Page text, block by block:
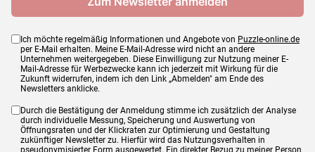
Ich möchte regelmäßig Informationen und Angebote von Puzzle-online.de
per E-Mail erhalten. Meine E-Mail-Adresse wird nicht an andere
Unternehmen weitergegeben. Diese Einwilligung zur Nutzung meiner E-
Mail-Adresse für Werbezwecke kann ich jederzeit mit Wirkung für die
Zukunft widerrufen, indem ich den Link „Abmelden" am Ende des
Newsletters anklicke.
Durch die Bestätigung der Anmeldung stimme ich zusätzlich der Analyse
durch individuelle Messung, Speicherung und Auswertung von
Öffnungsraten und der Klickraten zur Optimierung und Gestaltung
zukünftiger Newsletter zu. Hierfür wird das Nutzungsverhalten in
pseudonymisierter Form ausgewertet. Ein direkter Bezug zu meiner Person